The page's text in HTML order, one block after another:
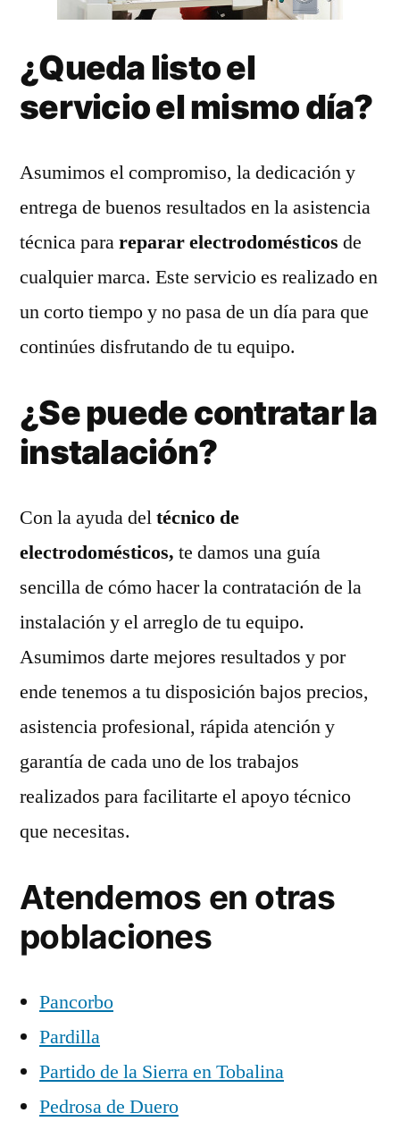
¿Queda listo el
servicio el mismo día?
Asumimos el compromiso, la dedicación y
entrega de buenos resultados en la asistencia
técnica parareparar electrodomésticos de
cualquier marca. Este servicio es realizado en
un corto tiempo y no pasa de un día para que
continúes disfrutando de tu equipo.
¿Se puede contratar la
instalación?
Con la ayuda deltécnico de
electrodomésticos, te damos una guía
sencilla de cómo hacer la contratación de la
instalación y el arreglo de tu equipo.
Asumimos darte mejores resultados y por
ende tenemos a tu disposición bajos precios,
asistencia profesional, rápida atención y
garantía de cada uno de los trabajos
realizados para facilitarte el apoyo técnico
que necesitas.
Atendemos en otras
poblaciones
Pancorbo
Pardilla
Partido de la Sierra en Tobalina
Pedrosa de Duero